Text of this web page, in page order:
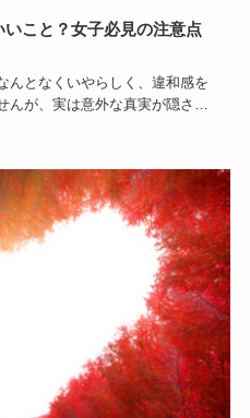
こと？女子必見の注意点
んとなくいやらしく、違和感を
んが、実は意外な真実が隠され